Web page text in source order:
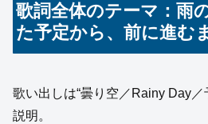
歌詞全体のテーマ：雨
た予定から、前に進む
歌い出しは“曇り空／Rainy Day／
説明。